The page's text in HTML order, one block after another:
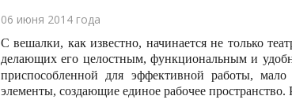
06 июня 2014 года
С вешалки, как известно, начинается не только
делающих его целостным, функциональным и
приспособленной для эффективной работы, мало
элементы, создающие единое рабочее